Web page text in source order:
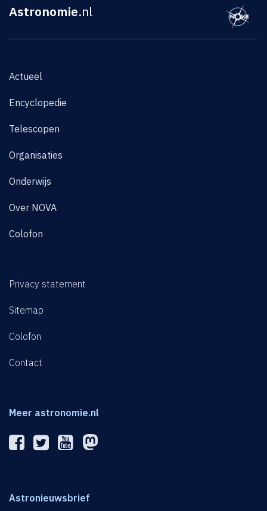
Astronomie.nl
Actueel
Encyclopedie
Telescopen
Organisaties
Onderwijs
Over NOVA
Colofon
Privacy statement
Sitemap
Colofon
Contact
Meer astronomie.nl
Astronieuwsbrief